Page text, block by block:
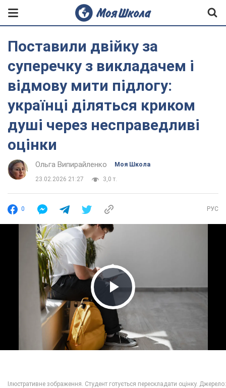
Поставили двійку за
суперечку з викладачем і
відмову мити підлогу:
українці діляться криком
душі через несправедливі
оцінки
Ольга Випирайленко Моя Школа
23.02.2026 21:27 3,0 т.
0 РУС
Play Video